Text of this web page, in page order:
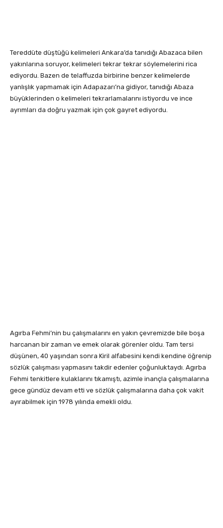
Tereddüte düştüğü kelimeleri Ankara’da tanıdığı Abazaca bilen
yakınlarına soruyor, kelimeleri tekrar tekrar söylemelerini rica
ediyordu. Bazen de telaffuzda birbirine benzer kelimelerde
yanlışlık yapmamak için Adapazarı’na gidiyor, tanıdığı Abaza
büyüklerinden o kelimeleri tekrarlamalarını istiyordu ve ince
ayrımları da doğru yazmak için çok gayret ediyordu.
Agırba Fehmi’nin bu çalışmalarını en yakın çevremizde bile boşa
harcanan bir zaman ve emek olarak görenler oldu. Tam tersi
düşünen, 40 yaşından sonra Kiril alfabesini kendi kendine öğrenip
sözlük çalışması yapmasını takdir edenler çoğunluktaydı. Agırba
Fehmi tenkitlere kulaklarını tıkamıştı, azimle inançla çalışmalarına
gece gündüz devam etti ve sözlük çalışmalarına daha çok vakit
ayırabilmek için 1978 yılında emekli oldu.